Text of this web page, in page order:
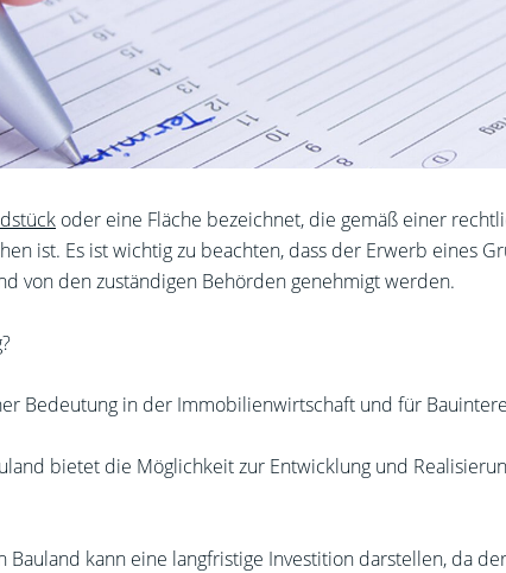
oder eine Fläche bezeichnet, die gemäß einer
ist. Es ist wichtig zu beachten, dass der Erwerb eines
von den zuständigen Behörden genehmigt werden.
Bedeutung in der Immobilienwirtschaft und für
bietet die Möglichkeit zur Entwicklung und
Bauland kann eine langfristige Investition darstellen, da